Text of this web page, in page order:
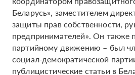
Беларусь», заместителем
защиты прав собственности,
предпринимателей». Он также
партийному движению – был
социал-демократической
публицистические статьи в